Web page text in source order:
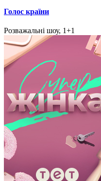
Голос країни
Розважальні шоу, 1+1